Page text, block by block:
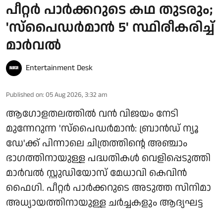
പീറ്റർ പാർക്കറുടെ കഥ തുടരും;
'സ്‌പൈഡർമാൻ 5' സ്ഥിരീകരിച്ച്
മാർവൽ
Entertainment Desk
Published on: 05 Aug 2026, 3:32 am
ആഗോളതലത്തിൽ വൻ വിജയം നേടി
മുന്നേറുന്ന 'സ്‌പൈഡർമാൻ: ബ്രാൻഡ് ന്യൂ
ഡേ'ക്ക് പിന്നാലെ ചിത്രത്തിന്റെ അഞ്ചാം
ഭാഗത്തിനായുള്ള പദ്ധതികൾ വെളിപ്പെടുത്തി
മാർവൽ സ്റ്റുഡിയോസ് മേധാവി കെവിൻ
ഫൈഗി. പീറ്റർ പാർക്കറുടെ അടുത്ത സിനിമാ
അധ്യായത്തിനായുള്ള ചർച്ചകളും ആദ്യഘട്ട